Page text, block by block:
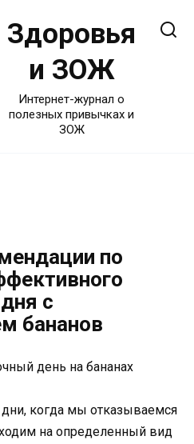
Здоровья
и ЗОЖ
Интернет-журнал о
полезных привычках и
ЗОЖ
по
с
бананов
когда мы отказываемся
на определенный вид